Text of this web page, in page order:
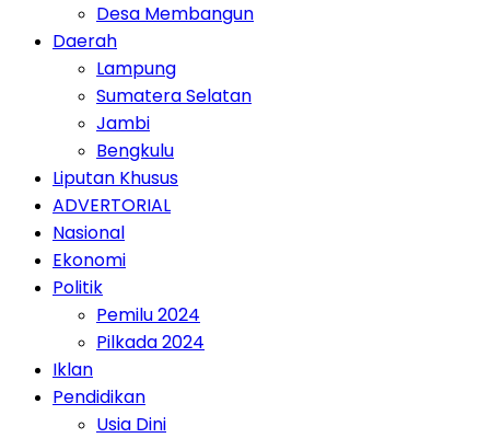
Desa Membangun
Daerah
Lampung
Sumatera Selatan
Jambi
Bengkulu
Liputan Khusus
ADVERTORIAL
Nasional
Ekonomi
Politik
Pemilu 2024
Pilkada 2024
Iklan
Pendidikan
Usia Dini